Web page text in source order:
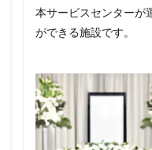
本サービスセンターが
ができる施設です。